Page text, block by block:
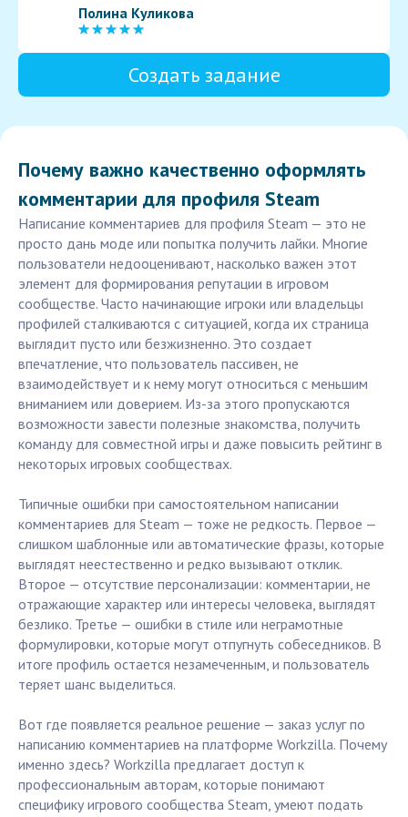
Полина Куликова
Создать задание
Почему важно качественно оформлять
комментарии для профиля Steam
Написание комментариев для профиля Steam — это не
просто дань моде или попытка получить лайки. Многие
пользователи недооценивают, насколько важен этот
элемент для формирования репутации в игровом
сообществе. Часто начинающие игроки или владельцы
профилей сталкиваются с ситуацией, когда их страница
выглядит пусто или безжизненно. Это создает
впечатление, что пользователь пассивен, не
взаимодействует и к нему могут относиться с меньшим
вниманием или доверием. Из-за этого пропускаются
возможности завести полезные знакомства, получить
команду для совместной игры и даже повысить рейтинг в
некоторых игровых сообществax.
Типичные ошибки при самостоятельном написании
комментариев для Steam — тоже не редкость. Первое —
слишком шаблонные или автоматические фразы, которые
выглядят неестественно и редко вызывают отклик.
Второе — отсутствие персонализации: комментарии, не
отражающие характер или интересы человека, выглядят
безлико. Третье — ошибки в стиле или неграмотные
формулировки, которые могут отпугнуть собеседников. В
итоге профиль остается незамеченным, и пользователь
теряет шанс выделиться.
Вот где появляется реальное решение — заказ услуг по
написанию комментариев на платформе Workzilla. Почему
именно здесь? Workzilla предлагает доступ к
профессиональным авторам, которые понимают
специфику игрового сообщества Steam, умеют подать